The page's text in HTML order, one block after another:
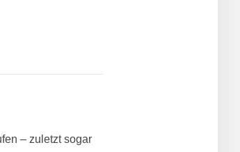
– zuletzt sogar